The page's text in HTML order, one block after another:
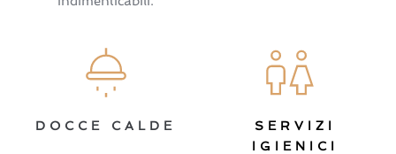
DOCCE CALDE
SERVIZI
IGIENICI